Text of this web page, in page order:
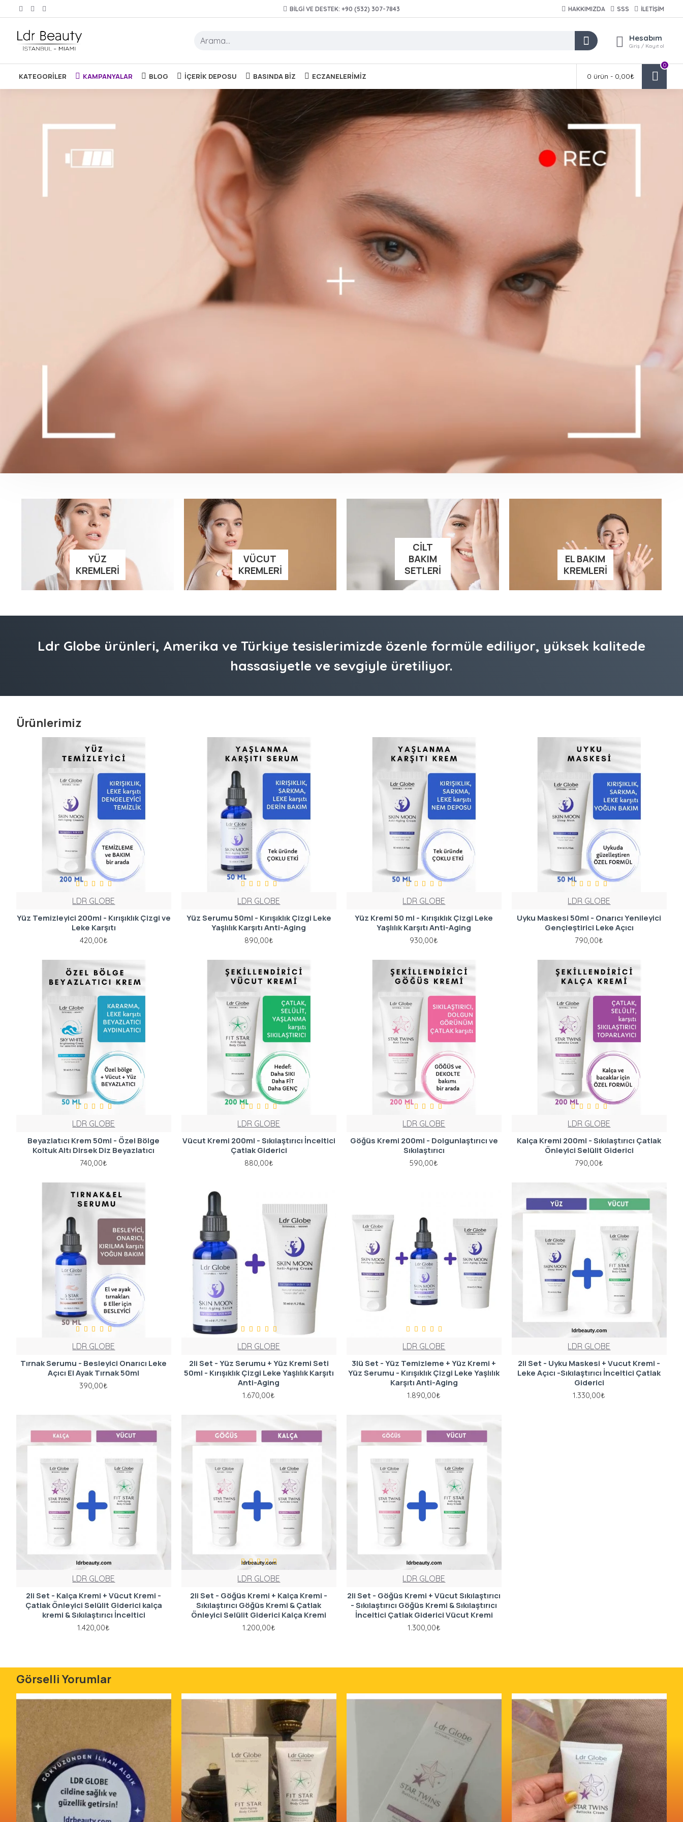
BILGI VE DESTEK: +90 (532) 307-7843 HAKKIMIZDA SSS İLETİŞİM
Hesabım
Giriş / Kayıt ol
KATEGORILER KAMPANYALAR BLOG İÇERIK DEPOSU BASINDA BIZ ECZANELERIMIZ 0 ürün - 0,00₺
0
YÜZ
KREMLERI
VÜCUT
KREMLERI
CILT
BAKIM
SETLERI
EL BAKIM
KREMLERI
Ldr Globe ürünleri, Amerika ve Türkiye tesislerimizde özenle formüle ediliyor, yüksek kalitede
hassasiyetle ve sevgiyle üretiliyor.
Ürünlerimiz
LDR GLOBE
Yüz Temizleyici 200ml - Kırışıklık Çizgi ve
Leke Karşıtı
420,00₺
LDR GLOBE
Yüz Serumu 50ml - Kırışıklık Çizgi Leke
Yaşlılık Karşıtı Anti-Aging
890,00₺
LDR GLOBE
Yüz Kremi 50 ml - Kırışıklık Çizgi Leke
Yaşlılık Karşıtı Anti-Aging
930,00₺
LDR GLOBE
Uyku Maskesi 50ml - Onarıcı Yenileyici
Gençleştirici Leke Açıcı
790,00₺
LDR GLOBE
Beyazlatıcı Krem 50ml - Özel Bölge
Koltuk Altı Dirsek Diz Beyazlatıcı
740,00₺
LDR GLOBE
Vücut Kremi 200ml - Sıkılaştırıcı İnceltici
Çatlak Giderici
880,00₺
LDR GLOBE
Göğüs Kremi 200ml - Dolgunlaştırıcı ve
Sıkılaştırıcı
590,00₺
LDR GLOBE
Kalça Kremi 200ml - Sıkılaştırıcı Çatlak
Önleyici Selülit Giderici
790,00₺
LDR GLOBE
Tırnak Serumu - Besleyici Onarıcı Leke
Açıcı El Ayak Tırnak 50ml
390,00₺
LDR GLOBE
2li Set - Yüz Serumu + Yüz Kremi Seti
50ml - Kırışıklık Çizgi Leke Yaşlılık Karşıtı
Anti-Aging
1.670,00₺
LDR GLOBE
3lü Set - Yüz Temizleme + Yüz Kremi +
Yüz Serumu - Kırışıklık Çizgi Leke Yaşlılık
Karşıtı Anti-Aging
1.890,00₺
LDR GLOBE
2li Set - Uyku Maskesi + Vucut Kremi -
Leke Açıcı -Sıkılaştırıcı İnceltici Çatlak
Giderici
1.330,00₺
LDR GLOBE
2li Set - Kalça Kremi + Vücut Kremi -
Çatlak Önleyici Selülit Giderici kalça
kremi & Sıkılaştırıcı İnceltici
1.420,00₺
LDR GLOBE
2li Set - Göğüs Kremi + Kalça Kremi -
Sıkılaştırıcı Göğüs Kremi & Çatlak
Önleyici Selülit Giderici Kalça Kremi
1.200,00₺
LDR GLOBE
2li Set - Göğüs Kremi + Vücut Sıkılaştırıcı
- Sıkılaştırıcı Göğüs Kremi & Sıkılaştırıcı
İnceltici Çatlak Giderici Vücut Kremi
1.300,00₺
Görselli Yorumlar